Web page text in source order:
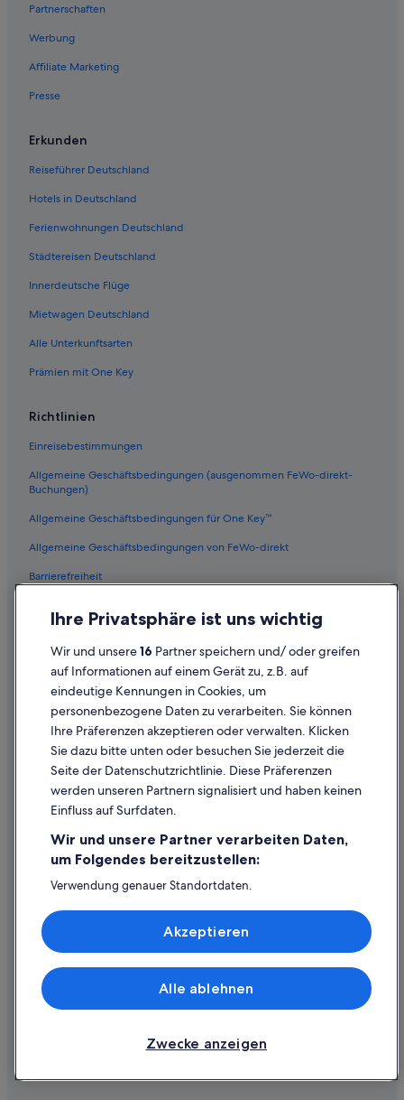
Partnerschaften
Werbung
Affiliate Marketing
Presse
Erkunden
Reiseführer Deutschland
Hotels in Deutschland
Ferienwohnungen Deutschland
Städtereisen Deutschland
Innerdeutsche Flüge
Mietwagen Deutschland
Alle Unterkunftsarten
Prämien mit One Key
Richtlinien
Einreisebestimmungen
Allgemeine Geschäftsbedingungen (ausgenommen FeWo-direkt-
Buchungen)
Allgemeine Geschäftsbedingungen für One Key™
Allgemeine Geschäftsbedingungen von FeWo-direkt
Barrierefreiheit
Inhaltsrichtlinien und Melden von Inhalten
Hilfe
Hilfe
Flug stornieren
Rückerstattungsdauer
Expedia-Gutschein einlösen
Internationale Reisedokumente
© 2026 Expedia, Inc., ein Unternehmen der Expedia Group. Alle Rechte
vorbehalten. Expedia und das Expedia-Logo sind Handelsmarken oder
Ihre Privatsphäre ist uns wichtig
Wir und unsere16 Partner speichern und/ oder greifen
auf Informationen auf einem Gerät zu, z.B. auf
eindeutige Kennungen in Cookies, um
personenbezogene Daten zu verarbeiten. Sie können
Ihre Präferenzen akzeptieren oder verwalten. Klicken
Sie dazu bitte unten oder besuchen Sie jederzeit die
Seite der Datenschutzrichtlinie. Diese Präferenzen
werden unseren Partnern signalisiert und haben keinen
Einfluss auf Surfdaten.
Wir und unsere Partner verarbeiten Daten,
um Folgendes bereitzustellen:
Verwendung genauer Standortdaten.
Speichern von oder Zugriff auf Informationen auf einem
Endgerät. Personalisierte Werbung und Inhalte, Messung
von Werbeleistung und der Performance von Inhalten,
Liste der Partner (Lieferanten)
Zwecke anzeigen
Alle ablehnen
Akzeptieren